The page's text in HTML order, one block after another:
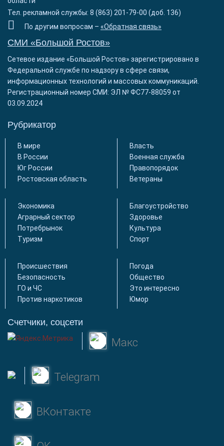
Тел. рекламной службы: 8 (863) 201-79-00 (доб. 136)
По другим вопросам – «Обратная связь»
СМИ «Большой Ростов»
Сетевое издание «Большой Ростов» зарегистрировано в
Федеральной службе по надзору в сфере связи,
информационных технологий и массовых коммуникаций.
Регистрационный номер СМИ: ЭЛ № ФС77-88059 от
03.09.2024
Рубрикатор
В мире
В России
Юг России
Ростовская область
Власть
Военная служба
Правопорядок
Ветераны
Экономика
Аграрный сектор
Потребрынок
Туризм
Благоустройство
Здоровье
Культура
Спорт
Происшествия
Безопасность
ГО и ЧС
Против наркотиков
Погода
Общество
Это интересно
Юмор
Счетчики, соцсети
Макс
Telegram
ВКонтакте